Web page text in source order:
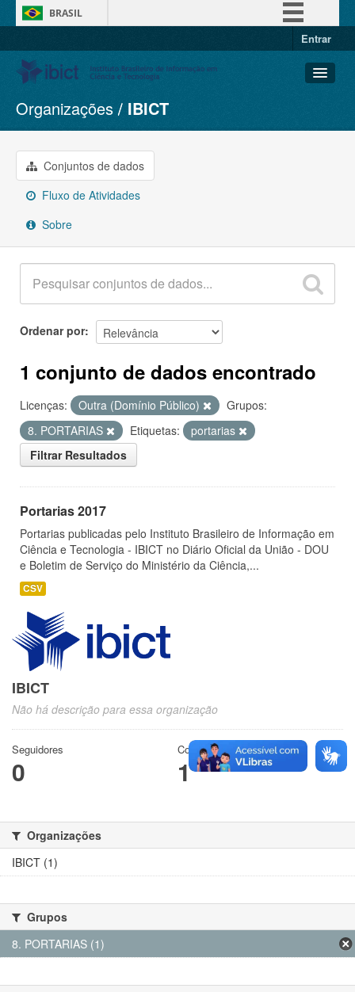
BRASIL
Entrar
Conjuntos de dados
Organizações
Grupos
Sobre
Organizações IBICT
Conjuntos de dados
Fluxo de Atividades
Sobre
Ordenar por
1 conjunto de dados encontrado
Licenças: Outra (Domínio Público)
Grupos:
8. PORTARIAS
Etiquetas:
portarias
Filtrar Resultados
Portarias 2017
Portarias publicadas pelo Instituto Brasileiro de Informação em
Ciência e Tecnologia - IBICT no Diário Oficial da União - DOU
e Boletim de Serviço do Ministério da Ciência,...
CSV
IBICT
Não há descrição para essa organização
Seguidores
0
Conjuntos de dados
1
Organizações
IBICT (1)
Grupos
8. PORTARIAS (1)